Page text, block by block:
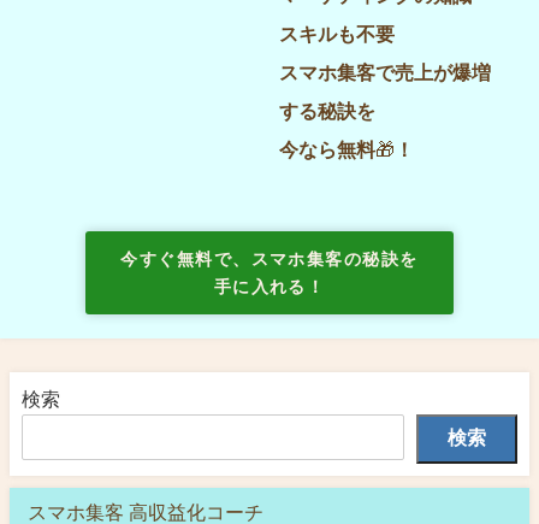
スキルも不要
スマホ集客で売上が爆増
する秘訣を
今なら無料🎁 ！
今すぐ無料で、スマホ集客の秘訣を
手に入れる！
検索
検索
スマホ集客 高収益化コーチ